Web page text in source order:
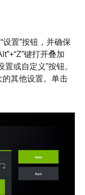
置”按钮，并确保
键打开叠加
置或自定义”按钮。
的其他设置。单击